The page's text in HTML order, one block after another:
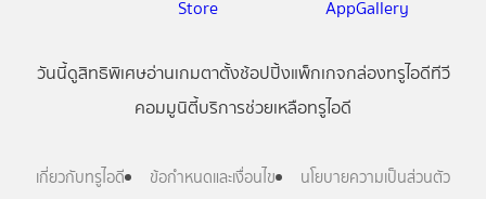
วันนี้ดูสิทธิพิเศษอ่านเกมตาตั้งช้อปปิ้งแพ็กเกจกล่องทรูไอดีทีวี
คอมมูนิตี้บริการช่วยเหลือทรูไอดี
เกี่ยวกับทรูไอดี ข้อกำหนดและเงื่อนไข
นโยบายความเป็นส่วนตัว